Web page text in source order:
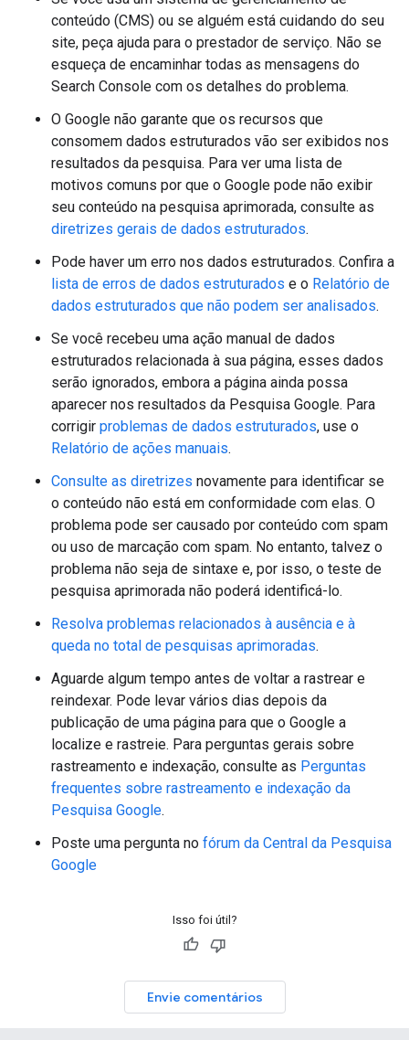
conteúdo (CMS) ou se alguém está cuidando do seu
site, peça ajuda para o prestador de serviço. Não se
esqueça de encaminhar todas as mensagens do
Search Console com os detalhes do problema.
O Google não garante que os recursos que
consomem dados estruturados vão ser exibidos nos
resultados da pesquisa. Para ver uma lista de
motivos comuns por que o Google pode não exibir
seu conteúdo na pesquisa aprimorada, consulte as
diretrizes gerais de dados estruturados.
Pode haver um erro nos dados estruturados. Confira a
lista de erros de dados estruturados e o Relatório de
dados estruturados que não podem ser analisados.
Se você recebeu uma ação manual de dados
estruturados relacionada à sua página, esses dados
serão ignorados, embora a página ainda possa
aparecer nos resultados da Pesquisa Google. Para
corrigir problemas de dados estruturados, use o
Relatório de ações manuais.
Consulte as diretrizes novamente para identificar se
o conteúdo não está em conformidade com elas. O
problema pode ser causado por conteúdo com spam
ou uso de marcação com spam. No entanto, talvez o
problema não seja de sintaxe e, por isso, o teste de
pesquisa aprimorada não poderá identificá-lo.
Resolva problemas relacionados à ausência e à
queda no total de pesquisas aprimoradas.
Aguarde algum tempo antes de voltar a rastrear e
reindexar. Pode levar vários dias depois da
publicação de uma página para que o Google a
localize e rastreie. Para perguntas gerais sobre
rastreamento e indexação, consulte as Perguntas
frequentes sobre rastreamento e indexação da
Pesquisa Google.
Poste uma pergunta no fórum da Central da Pesquisa
Google
Isso foi útil?
Envie comentários